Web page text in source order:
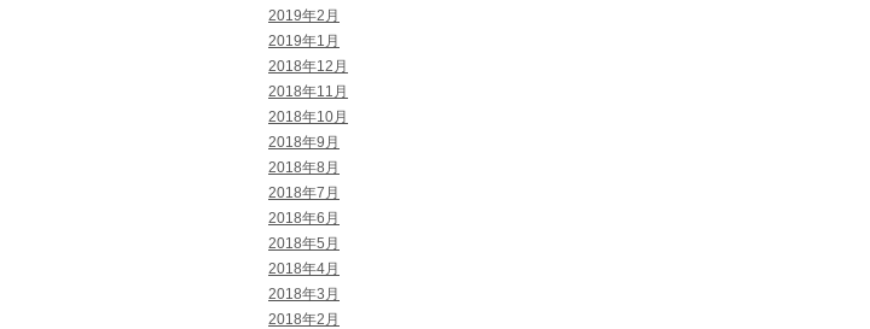
2019年2月
2019年1月
2018年12月
2018年11月
2018年10月
2018年9月
2018年8月
2018年7月
2018年6月
2018年5月
2018年4月
2018年3月
2018年2月